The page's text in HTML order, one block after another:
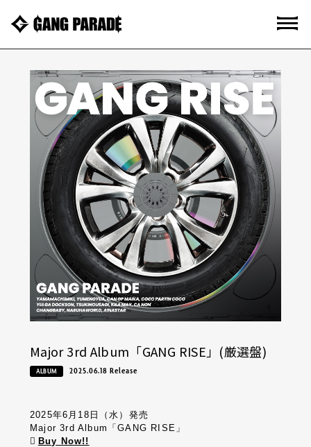
Major 3rd Album「GANG RISE」(厳選盤)
ALBUM 2025.06.18 Release
2025年6月18日（水）発売
Major 3rd Album「GANG RISE」
Buy Now!!